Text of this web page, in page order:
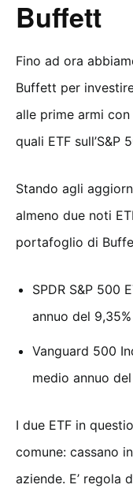
Buffett
Fino ad ora
Buffett per
alle prime armi con
quali ETF
Stando agli
almeno due noti
portafoglio di
SPDR S&P 500
annuo del
Vanguard 500
medio annuo del
I due ETF in
comune: cassano
aziende. E’ regola